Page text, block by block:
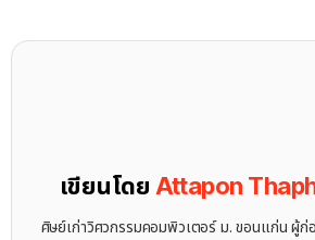
เขียนโดย Attapon
ศิษย์เก่าวิศวกรรมคอมพิวเตอร์ ม. ขอนแก่น ผู้